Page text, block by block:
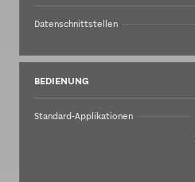
Datenschnittstellen
BEDIENUNG
Standard-Applikationen